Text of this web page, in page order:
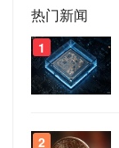
热门新闻
1
2